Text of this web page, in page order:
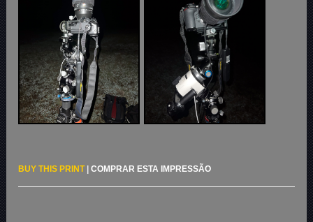
BUY THIS PRINT|COMPRAR ESTA IMPRESSÃO